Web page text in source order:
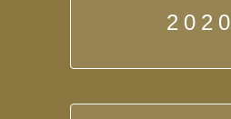
2020